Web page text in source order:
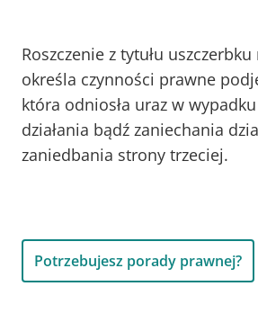
Roszczenie z tytułu
określa czynności prawne
która odniosła uraz w
działania bądź zaniechania
zaniedbania strony trzeciej.
Potrzebujesz porady prawnej?